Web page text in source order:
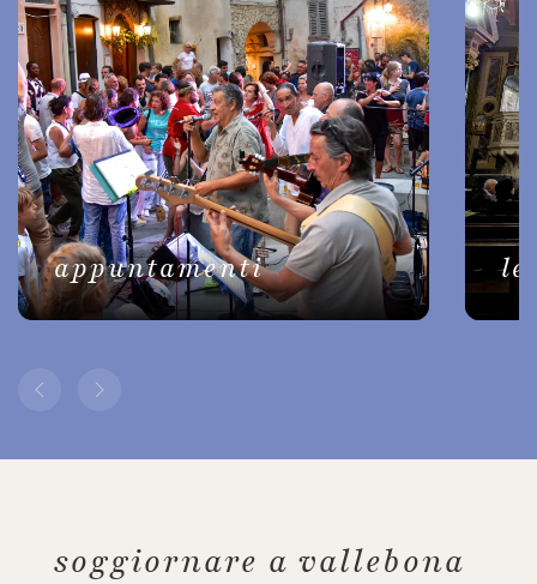
appuntamenti le
soggiornare a vallebona